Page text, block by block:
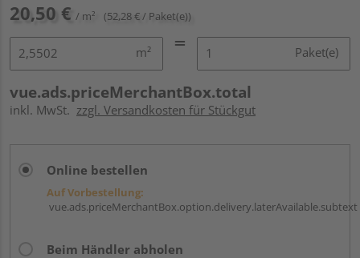
20,50 € / m² (52,28 € / Paket(e))
m² Paket(e)
vue.ads.priceMerchantBox.total
inkl. MwSt. zzgl. Versandkosten für Stückgut
Online bestellen
Auf Vorbestellung:
vue.ads.priceMerchantBox.option.delivery.laterAvailable.subtext
Beim Händler abholen